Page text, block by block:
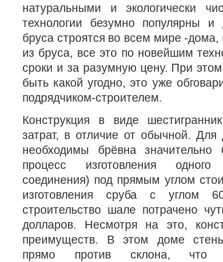
натуральными и экологически
технологии безумно популярны
бруса строятся во всем мире -дома,
из бруса, все это по новейшим
сроки и за разумную цену. При
быть какой угодно, это уже
подрядчиком-строителем.
Конструкция в виде
затрат, в отличие от обычной.
необходимы брёвна
процесс изготовления
соединения) под прямым углом
изготовления сруба с углом
строительство шале потрачено
долларов. Несмотря на это,
преимуществ. В этом доме
прямо против склона, что